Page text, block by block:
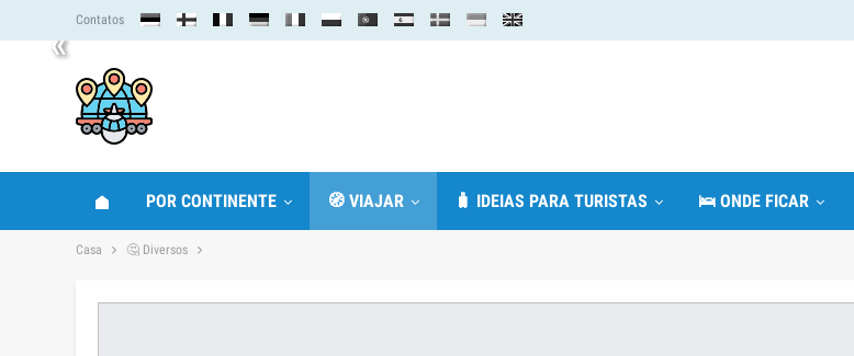
« Contatos
POR CONTINENTE 🧭 VIAJAR 🧳 IDEIAS PARA TURISTAS 🛌 ONDE FICAR
Casa 🤔 Diversos